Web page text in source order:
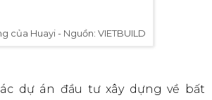
của Huayi - Nguồn: VIETBUILD
dự án đầu tư xây dựng về bất